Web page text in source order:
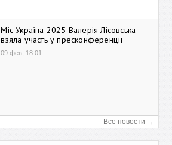
Міс Україна 2025 Валерія Лісовська
взяла участь у пресконференції
09 фев, 18:01
Все новости →